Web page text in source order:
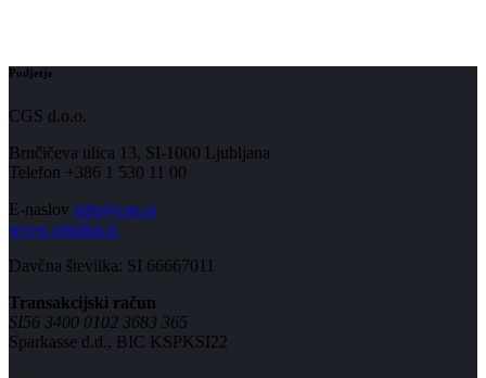
Podjetje
CGS d.o.o.
Brnčičeva ulica 13, SI-1000 Ljubljana
Telefon +386 1 530 11 00
E-naslov info@cgs.si
www.cgsplus.si
Davčna številka: SI 66667011
Transakcijski račun
SI56 3400 0102 3683 365
Sparkasse d.d., BIC KSPKSI22